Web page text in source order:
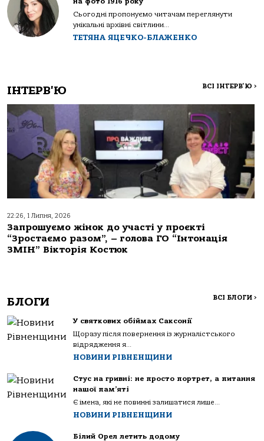
Сьогодні пропонуємо читачам переглянути
унікальні архівні світлини...
ТЕТЯНА ЯЦЕЧКО-БЛАЖЕНКО
ІНТЕРВ'Ю ВСІ ІНТЕРВ'Ю >
22:26, 1 Липня, 2026
Запрошуємо жінок до участі у проєкті
“Зростаємо разом”, – голова ГО “Інтонація
ЗМІН” Вікторія Костюк
БЛОГИ ВСІ БЛОГИ >
У святкових обіймах Саксонії
Щоразу після повернення із журналістського
відрядження я...
НОВИНИ РІВНЕНЩИНИ
Стус на гривні: не просто портрет, а питання
нашої пам’яті
Є імена, які не повинні залишатися лише...
НОВИНИ РІВНЕНЩИНИ
Білий Орел летить додому